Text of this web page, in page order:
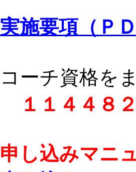
実施要項（Ｐ
コーチ資格を
１１４４８
申し込みマニ